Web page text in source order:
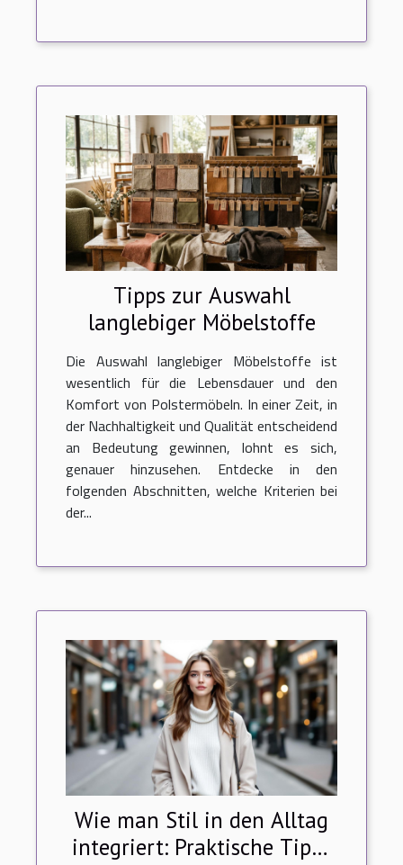
Tipps zur Auswahl
langlebiger Möbelstoffe
Die Auswahl langlebiger Möbelstoffe ist
wesentlich für die Lebensdauer und den
Komfort von Polstermöbeln. In einer Zeit, in
der Nachhaltigkeit und Qualität entscheidend
an Bedeutung gewinnen, lohnt es sich,
genauer hinzusehen. Entdecke in den
folgenden Abschnitten, welche Kriterien bei
der...
Wie man Stil in den Alltag
integriert: Praktische Tipps